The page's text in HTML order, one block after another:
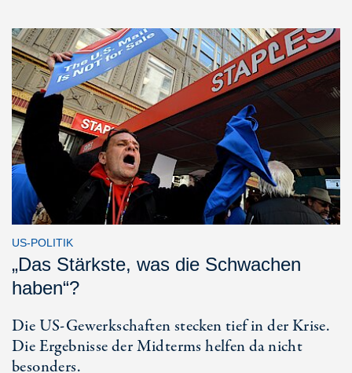
US-POLITIK
„Das Stärkste, was die Schwachen
haben“?
Die US-Gewerkschaften stecken tief in der Krise.
Die Ergebnisse der Midterms helfen da nicht
besonders.